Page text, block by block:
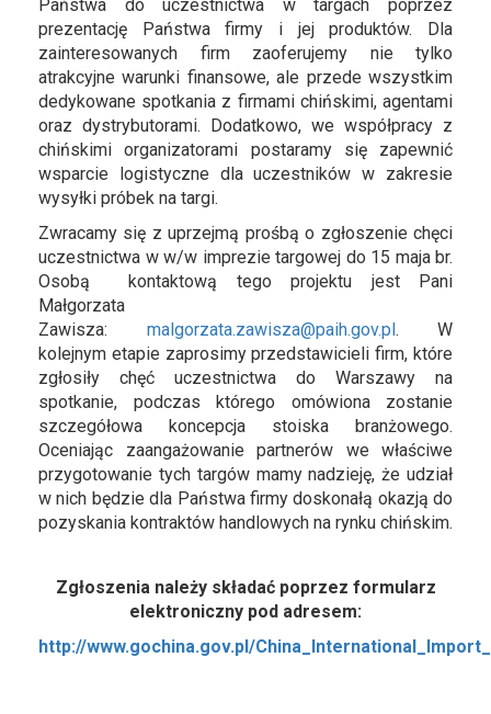
Państwa do uczestnictwa w targach poprzez
prezentację Państwa firmy i jej produktów. Dla
zainteresowanych firm zaoferujemy nie tylko
atrakcyjne warunki finansowe, ale przede wszystkim
dedykowane spotkania z firmami chińskimi, agentami
oraz dystrybutorami. Dodatkowo, we współpracy z
chińskimi organizatorami postaramy się zapewnić
wsparcie logistyczne dla uczestników w zakresie
wysyłki próbek na targi.
Zwracamy się z uprzejmą prośbą o zgłoszenie chęci
uczestnictwa w w/w imprezie targowej do 15 maja br.
Osobą kontaktową tego projektu jest Pani
Małgorzata
Zawisza: malgorzata.zawisza@paih.gov.pl. W
kolejnym etapie zaprosimy przedstawicieli firm, które
zgłosiły chęć uczestnictwa do Warszawy na
spotkanie, podczas którego omówiona zostanie
szczegółowa koncepcja stoiska branżowego.
Oceniając zaangażowanie partnerów we właściwe
przygotowanie tych targów mamy nadzieję, że udział
w nich będzie dla Państwa firmy doskonałą okazją do
pozyskania kontraktów handlowych na rynku chińskim.
Zgłoszenia należy składać poprzez formularz
elektroniczny pod adresem:
http://www.gochina.gov.pl/